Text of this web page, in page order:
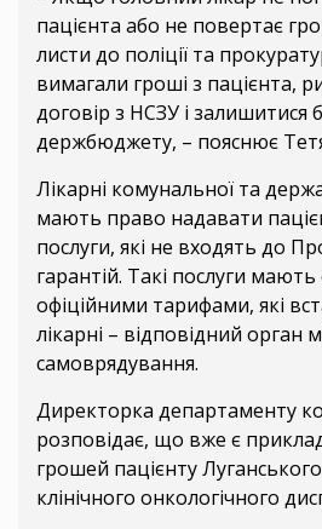
пацієнта або не повертає
листи до поліції та
вимагали гроші з пацієнта,
договір з НСЗУ і залишитися
держбюджету, – пояснює
Лікарні комунальної та
мають право надавати
послуги, які не входять до
гарантій. Такі послуги
офіційними тарифами, які
лікарні – відповідний орган
самоврядування.
Директорка департаменту
розповідає, що вже є
грошей пацієнту
клінічного онкологічного